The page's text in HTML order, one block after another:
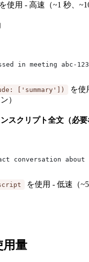
を使用 - 高速（~1 秒、
in meeting abc-
['summary'])
を使
）
スクリプト全文（必要
conversation
を使用 - 低速（
用量